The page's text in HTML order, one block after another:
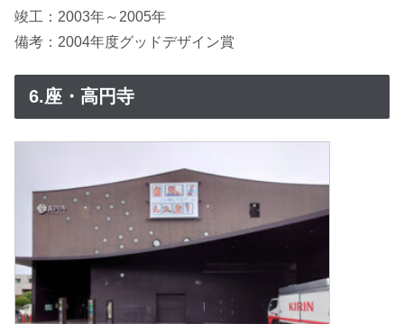
竣工：2003年～2005年
備考：2004年度グッドデザイン賞
6.座・高円寺